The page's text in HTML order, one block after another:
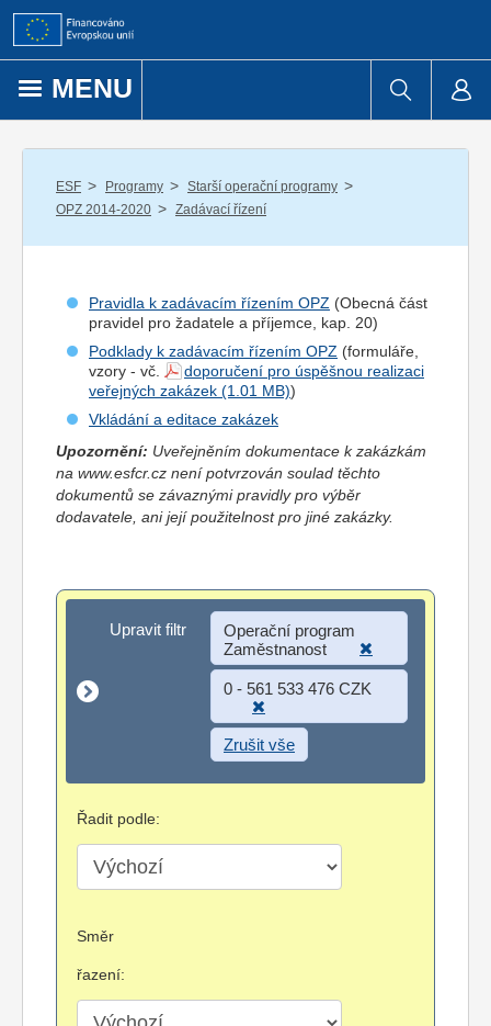
Přejít k obsahu
MENU
ESF / Programy / Starší operační programy /
OPZ 2014-2020 / Zadávací řízení
Pravidla k zadávacím řízením OPZ (Obecná část
pravidel pro žadatele a příjemce , kap. 20)
Podklady k zadávacím řízením OPZ (formuláře,
vzory - vč.
doporučení pro úspěšnou realizaci
veřejných zakázek
)
Vkládání a editace zakázek
Upozornění: Uveřejněním dokumentace k zakázkám
na www.esfcr.cz není potvrzován soulad těchto
dokumentů se závaznými pravidly pro výběr
dodavatele, ani její použitelnost pro jiné zakázky.
Upravit filtr
Upravit filtr
Operační program
Zaměstnanost
0 - 561 533 476 CZK
Zrušit vše
Řadit podle:
Směr
řazení: